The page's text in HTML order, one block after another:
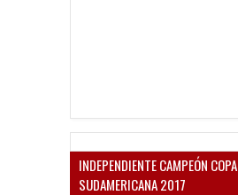
INDEPENDIENTE CAMPEÓN COPA
SUDAMERICANA 2017